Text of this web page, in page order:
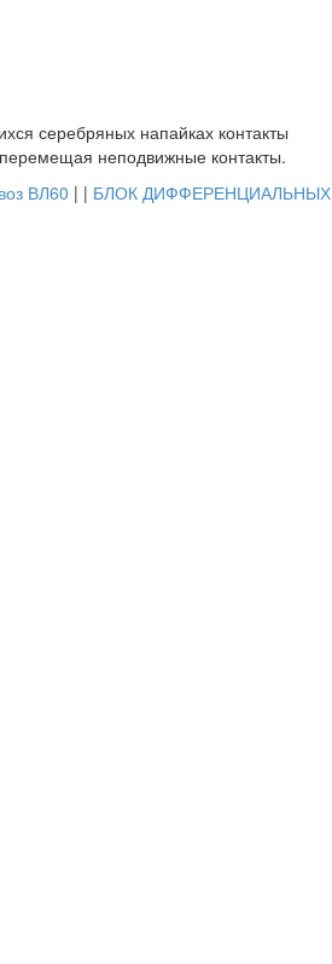
серебряных напайках контакты
неподвижные контакты.
ВЛ60 | | БЛОК ДИФФЕРЕНЦИАЛЬНЫХ